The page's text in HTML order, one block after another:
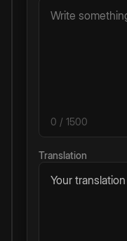
0 / 1500
Translation
Your